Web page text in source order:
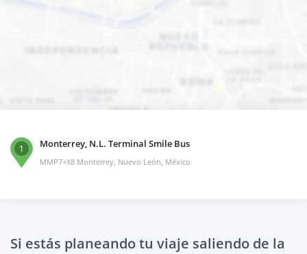
1 Monterrey, N.L. Terminal Smile Bus
MMP7+X8 Monterrey, Nuevo León, México
Si estás planeando tu viaje saliendo de la